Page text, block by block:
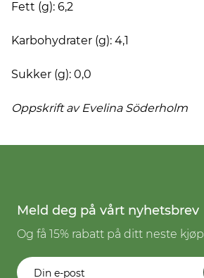
Fett (g): 6,2
Karbohydrater (g): 4,1
Sukker (g): 0,0
Oppskrift av Evelina Söderholm
Meld deg på vårt nyhetsbrev
Og få 15% rabatt på ditt neste kjøp